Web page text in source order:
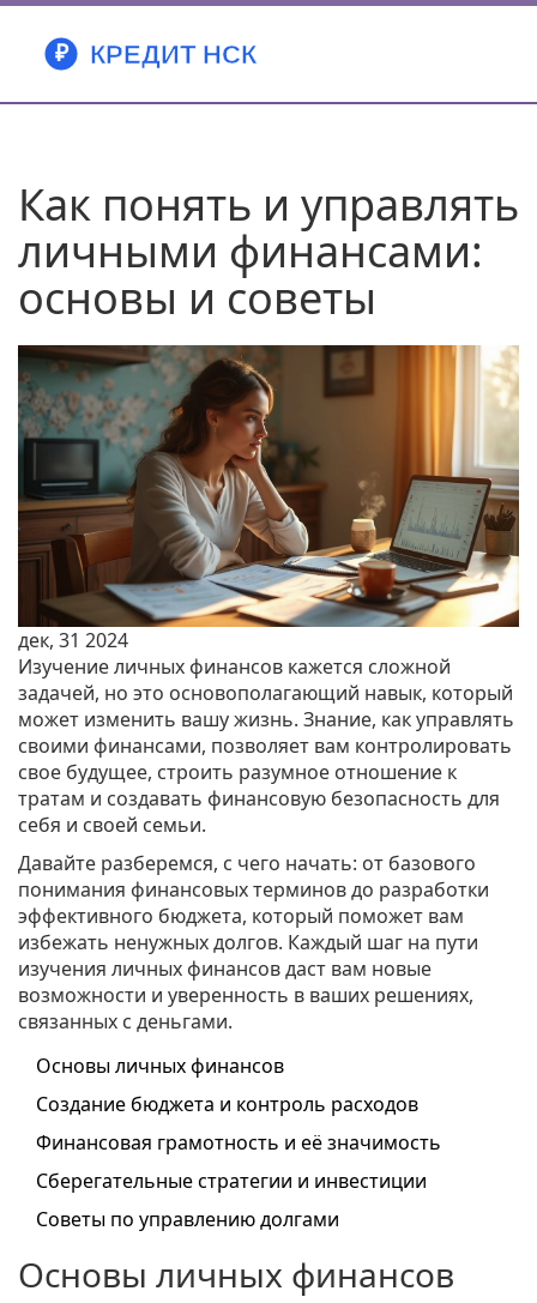
Как понять и управлять
личными финансами:
основы и советы
дек, 31 2024
Изучение личных финансов кажется сложной
задачей, но это основополагающий навык, который
может изменить вашу жизнь. Знание, как управлять
своими финансами, позволяет вам контролировать
свое будущее, строить разумное отношение к
тратам и создавать финансовую безопасность для
себя и своей семьи.
Давайте разберемся, с чего начать: от базового
понимания финансовых терминов до разработки
эффективного бюджета, который поможет вам
избежать ненужных долгов. Каждый шаг на пути
изучения личных финансов даст вам новые
возможности и уверенность в ваших решениях,
связанных с деньгами.
Основы личных финансов
Создание бюджета и контроль расходов
Финансовая грамотность и её значимость
Сберегательные стратегии и инвестиции
Советы по управлению долгами
Основы личных финансов